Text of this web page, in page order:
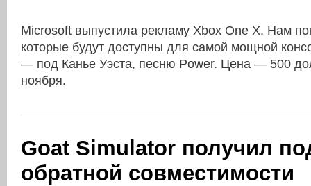
Microsoft выпустила рекламу Xbox One X. Нам
которые будут доступны для самой мощной
— под Канье Уэста, песню Power. Цена — 500
ноября.
Goat Simulator получил
обратной совместимости